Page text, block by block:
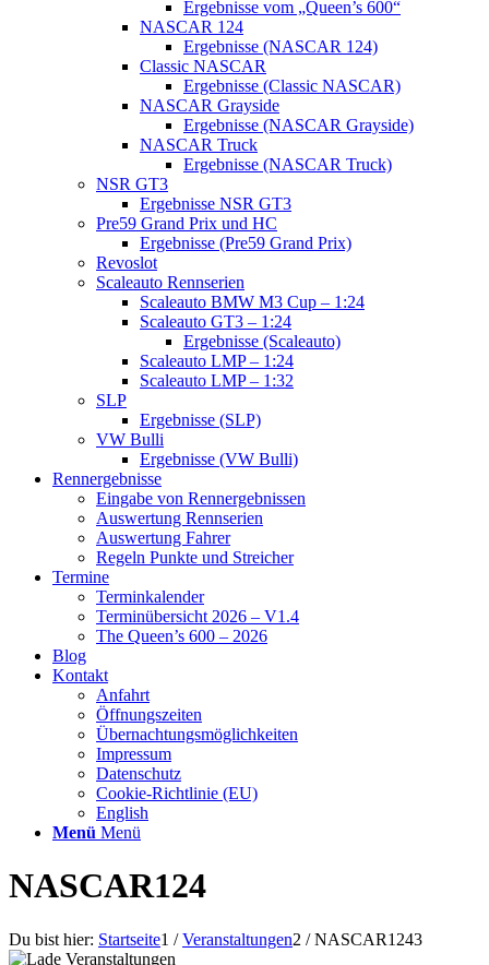
Ergebnisse vom „Queen’s 600“
NASCAR 124
Ergebnisse (NASCAR 124)
Classic NASCAR
Ergebnisse (Classic NASCAR)
NASCAR Grayside
Ergebnisse (NASCAR Grayside)
NASCAR Truck
Ergebnisse (NASCAR Truck)
NSR GT3
Ergebnisse NSR GT3
Pre59 Grand Prix und HC
Ergebnisse (Pre59 Grand Prix)
Revoslot
Scaleauto Rennserien
Scaleauto BMW M3 Cup – 1:24
Scaleauto GT3 – 1:24
Ergebnisse (Scaleauto)
Scaleauto LMP – 1:24
Scaleauto LMP – 1:32
SLP
Ergebnisse (SLP)
VW Bulli
Ergebnisse (VW Bulli)
Rennergebnisse
Eingabe von Rennergebnissen
Auswertung Rennserien
Auswertung Fahrer
Regeln Punkte und Streicher
Termine
Terminkalender
Terminübersicht 2026 – V1.4
The Queen’s 600 – 2026
Blog
Kontakt
Anfahrt
Öffnungszeiten
Übernachtungsmöglichkeiten
Impressum
Datenschutz
Cookie-Richtlinie (EU)
English
Menü Menü
NASCAR124
Du bist hier: Startseite1 / Veranstaltungen2 / NASCAR1243